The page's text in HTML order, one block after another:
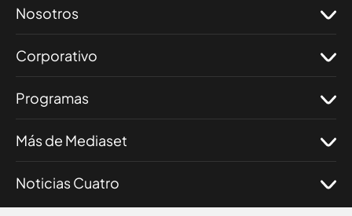
Nosotros
Corporativo
Programas
Más de Mediaset
Noticias Cuatro